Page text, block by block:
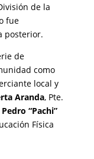
de la
fue
posterior.
de
como
local y
Aranda, Pte.
Pedro “Pachi”
Física